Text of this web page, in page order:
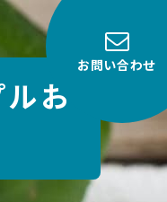
お問い合わせ
お